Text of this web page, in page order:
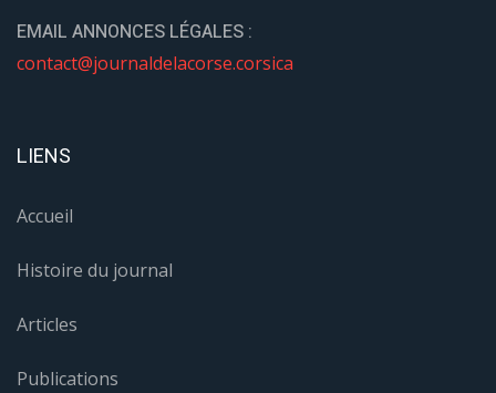
EMAIL ANNONCES LÉGALES :
contact@journaldelacorse.corsica
LIENS
Accueil
Histoire du journal
Articles
Publications